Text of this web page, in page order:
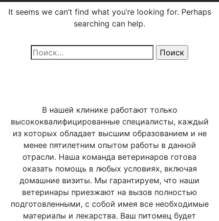
It seems we can’t find what you’re looking for. Perhaps
searching can help.
Найти:
В нашей клинике работают только
высококвалифицированные специалисты, каждый
из которых обладает высшим образованием и не
менее пятилетним опытом работы в данной
отрасли. Наша команда ветеринаров готова
оказать помощь в любых условиях, включая
домашние визиты. Мы гарантируем, что наши
ветеринары приезжают на вызов полностью
подготовленными, с собой имея все необходимые
материалы и лекарства. Ваш питомец будет